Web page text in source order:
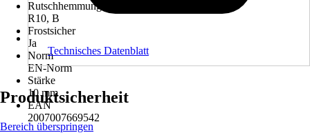
Rutschhemmung
R10, B
Frostsicher
Ja
Norm
EN-Norm
Stärke
10 mm
EAN
2007007669542
Technisches Datenblatt
Produktsicherheit
Bereich überspringen